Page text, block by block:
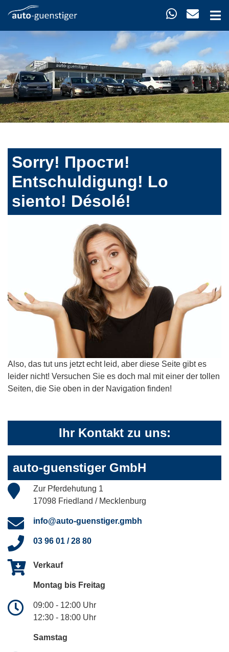
Sorry! Прости!
Entschuldigung! Lo
siento! Désolé!
Also, das tut uns jetzt echt leid, aber diese Seite gibt es
leider nicht! Versuchen Sie es doch mal mit einer der tollen
Seiten, die Sie oben in der Navigation finden!
Ihr Kontakt zu uns:
auto-guenstiger GmbH
Zur Pferdehutung 1
17098 Friedland / Mecklenburg
info@auto-guenstiger.gmbh
03 96 01 / 28 80
Verkauf
Montag bis Freitag
09:00 - 12:00 Uhr
12:30 - 18:00 Uhr
Samstag